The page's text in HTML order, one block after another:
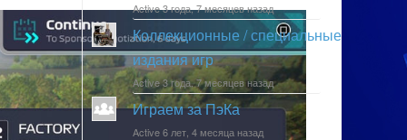
Active 3 года, 7 месяцев назад
Коллекционные / специальные
издания игр
Active 3 года, 7 месяцев назад
Играем за ПэКа
Active 6 лет, 4 месяца назад